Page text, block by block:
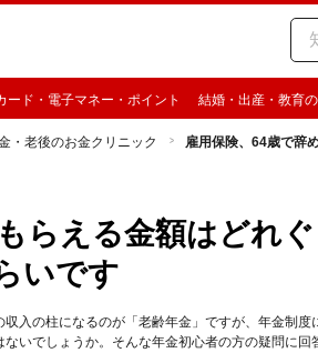
ード・電子マネー・ポイント 結婚・出産・教育
・老後のお金クリニック 雇用保険、64歳で辞
らえる金額はどれ
いです
入の柱になるのが「老齢年金」ですが、年金制度
いでしょうか。そんな年金初心者の方の疑問に回